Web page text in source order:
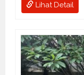
Lihat Detail